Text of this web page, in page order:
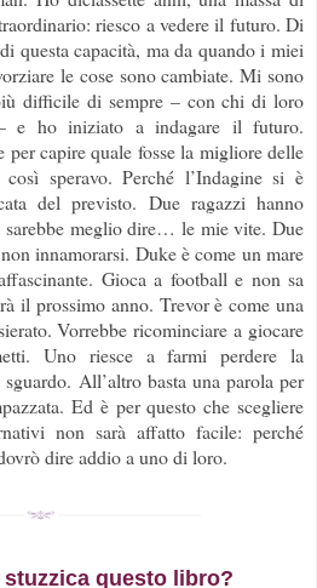
riesco a vedere il futuro. Di
questa capacità, ma da quando i miei
le cose sono cambiate. Mi sono
difficile di sempre – con chi di loro
e ho iniziato a indagare il futuro.
per capire quale fosse la migliore delle
speravo. Perché l’Indagine si è
del previsto. Due ragazzi hanno
sarebbe meglio dire… le mie vite. Due
innamorarsi. Duke è come un mare
Gioca a football e non sa
il prossimo anno. Trevor è come una
Vorrebbe ricominciare a giocare
Uno riesce a farmi perdere la
All’altro basta una parola per
Ed è per questo che scegliere
non sarà affatto facile: perché
dire addio a uno di loro.
stuzzica questo libro?